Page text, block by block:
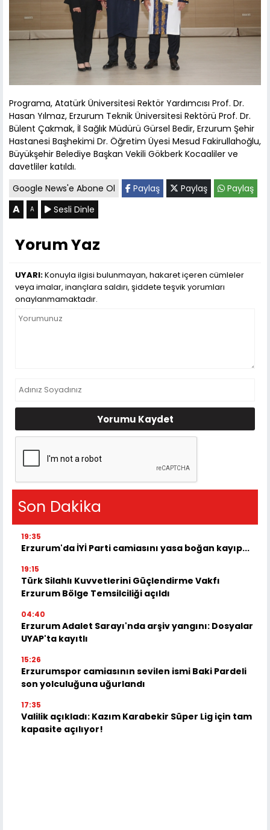
Programa, Atatürk Üniversitesi Rektör Yardımcısı Prof. Dr.
Hasan Yılmaz, Erzurum Teknik Üniversitesi Rektörü Prof. Dr.
Bülent Çakmak, İl Sağlık Müdürü Gürsel Bedir, Erzurum Şehir
Hastanesi Başhekimi Dr. Öğretim Üyesi Mesud Fakirullahoğlu,
Büyükşehir Belediye Başkan Vekili Gökberk Kocaaliler ve
davetliler katıldı.
Google News'e Abone Ol
Paylaş Paylaş Paylaş
A A Sesli Dinle
Yorum Yaz
UYARI:Konuyla ilgisi bulunmayan, hakaret içeren cümleler
veya imalar, inançlara saldırı, şiddete teşvik yorumları
onaylanmamaktadır.
Yorumu Kaydet
Son Dakika
19:35
Erzurum'da İYİ Parti camiasını yasa boğan kayıp...
19:15
Türk Silahlı Kuvvetlerini Güçlendirme Vakfı
Erzurum Bölge Temsilciliği açıldı
04:40
Erzurum Adalet Sarayı'nda arşiv yangını: Dosyalar
UYAP'ta kayıtlı
15:26
Erzurumspor camiasının sevilen ismi Baki Pardeli
son yolculuğuna uğurlandı
17:35
Valilik açıkladı: Kazım Karabekir Süper Lig için tam
kapasite açılıyor!